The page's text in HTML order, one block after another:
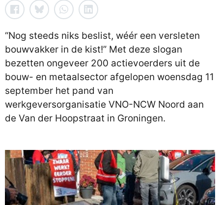
“Nog steeds niks beslist, wéér een versleten
bouwvakker in de kist!” Met deze slogan
bezetten ongeveer 200 actievoerders uit de
bouw- en metaalsector afgelopen woensdag 11
september het pand van
werkgeversorganisatie VNO-NCW Noord aan
de Van der Hoopstraat in Groningen.